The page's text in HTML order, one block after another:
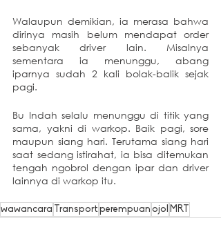
Walaupun demikian, ia merasa bahwa
dirinya masih belum mendapat order
sebanyak driver lain. Misalnya
sementara ia menunggu, abang
iparnya sudah 2 kali bolak-balik sejak
pagi.
Bu Indah selalu menunggu di titik yang
sama, yakni di warkop. Baik pagi, sore
maupun siang hari. Terutama siang hari
saat sedang istirahat, ia bisa ditemukan
tengah ngobrol dengan ipar dan driver
lainnya di warkop itu.
wawancara Transportperempuan ojol MRT